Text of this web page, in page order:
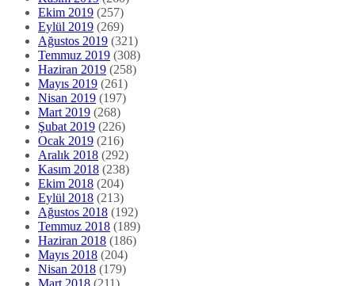
Şubat 2019(226)
Ocak 2019 (216)
Aralık 2018(292)
Kasım 2018(238)
Ekim 2018(204)
Eylül 2018(213)
Ağustos 2018(192)
Temmuz 2018(189)
Haziran 2018(186)
Mayıs 2018(204)
Nisan 2018(179)
Mart 2018(211)
Şubat 2018(154)
Ocak 2018 (178)
Aralık 2017(212)
Kasım 2017(225)
Ekim 2017(208)
Eylül 2017(184)
Ağustos 2017 (199)
Temmuz 2017(197)